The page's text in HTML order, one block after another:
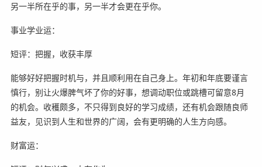
另一半所在乎的事，另一半才会更在乎你。
事业学业运：
短评：把握，收获丰厚
能够好好把握时机与，并且顺利用在自己身上。年初和年底要谨言
慎行，别让火爆脾气坏了你的好事，想调动职位或跳槽可留意8月
的机会。收穫颇多，不只得到良好的学习成绩，还有机会跟随良师
益友，见识到人生和世界的广阔，会有更明确的人生方向感。
财富运：